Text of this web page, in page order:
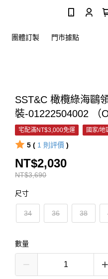
團體訂製 門市據點
SST&C 橄欖綠海鷗
裝-01222504002 （
宅配滿NT$3,000免運 國家/地
5 ( 1 則評價 )
NT$3,690
NT$2,030
尺寸
34 36 38
數量